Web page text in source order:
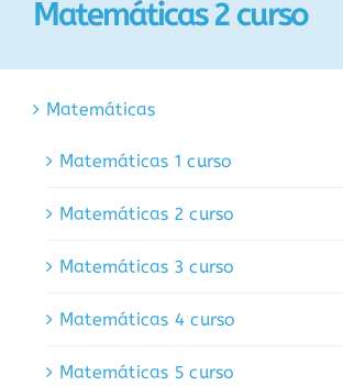
Contacto
Pedidos
Matemáticas 2 curso
Matemáticas
Matemáticas 1 curso
Matemáticas 2 curso
Matemáticas 3 curso
Matemáticas 4 curso
Matemáticas 5 curso